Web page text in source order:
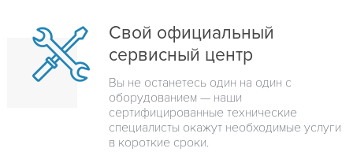
Свой официальный
сервисный центр
Вы не останетесь один на один с
оборудованием — наши
сертифицированные технические
специалисты окажут необходимые услуги
в короткие сроки.